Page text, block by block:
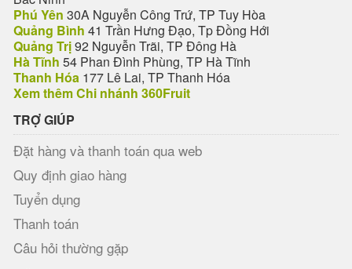
Phú Yên 30A Nguyễn Công Trứ, TP Tuy Hòa
Quảng Bình 41 Trần Hưng Đạo, Tp Đồng Hới
Quảng Trị92 Nguyễn Trãi, TP Đông Hà
Hà Tĩnh 54 Phan Đình Phùng, TP Hà Tĩnh
Thanh Hóa 177 Lê Lai, TP Thanh Hóa
Xem thêm Chi nhánh 360Fruit
TRỢ GIÚP
Đặt hàng và thanh toán qua web
Quy định giao hàng
Tuyển dụng
Thanh toán
Câu hỏi thường gặp